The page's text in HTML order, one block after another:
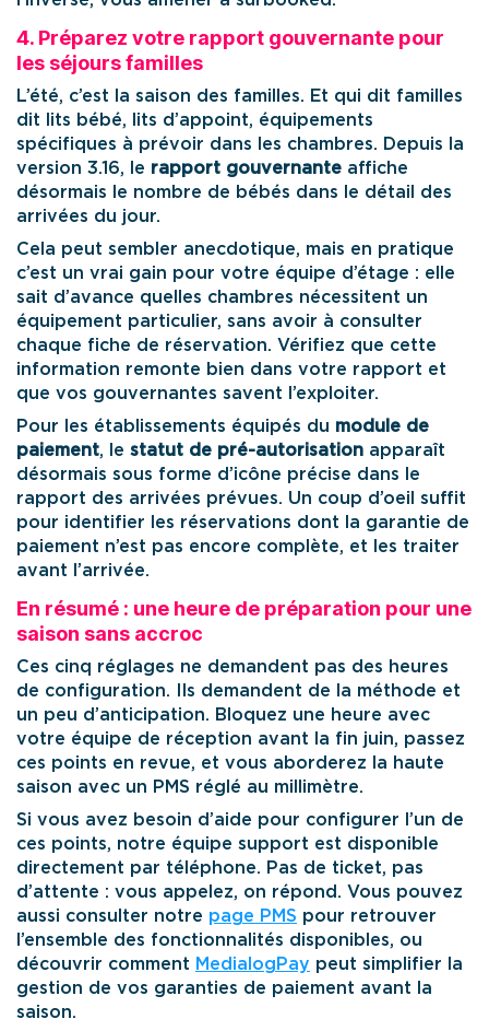
4. Préparez votre rapport gouvernante pour
les séjours familles
L’été, c’est la saison des familles. Et qui dit familles
dit lits bébé, lits d’appoint, équipements
spécifiques à prévoir dans les chambres. Depuis la
version 3.16, le rapport gouvernante affiche
désormais le nombre de bébés dans le détail des
arrivées du jour.
Cela peut sembler anecdotique, mais en pratique
c’est un vrai gain pour votre équipe d’étage : elle
sait d’avance quelles chambres nécessitent un
équipement particulier, sans avoir à consulter
chaque fiche de réservation. Vérifiez que cette
information remonte bien dans votre rapport et
que vos gouvernantes savent l’exploiter.
Pour les établissements équipés du module de
paiement, le statut de pré-autorisation apparaît
désormais sous forme d’icône précise dans le
rapport des arrivées prévues. Un coup d’oeil suffit
pour identifier les réservations dont la garantie de
paiement n’est pas encore complète, et les traiter
avant l’arrivée.
En résumé : une heure de préparation pour une
saison sans accroc
Ces cinq réglages ne demandent pas des heures
de configuration. Ils demandent de la méthode et
un peu d’anticipation. Bloquez une heure avec
votre équipe de réception avant la fin juin, passez
ces points en revue, et vous aborderez la haute
saison avec un PMS réglé au millimètre.
Si vous avez besoin d’aide pour configurer l’un de
ces points, notre équipe support est disponible
directement par téléphone. Pas de ticket, pas
d’attente : vous appelez, on répond. Vous pouvez
aussi consulter notre page PMS pour retrouver
l’ensemble des fonctionnalités disponibles, ou
découvrir comment MedialogPay peut simplifier la
gestion de vos garanties de paiement avant la
saison.